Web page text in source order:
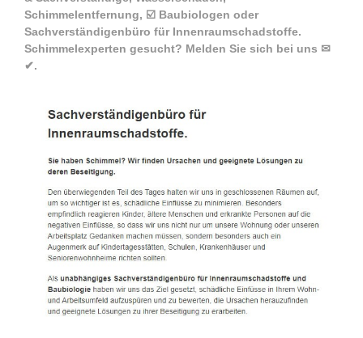
Schimmelentfernung, ☑️ Baubiologen oder
Sachverständigenbüro für Innenraumschadstoffe.
Schimmelexperten gesucht? Melden Sie sich bei uns ✉
✔.